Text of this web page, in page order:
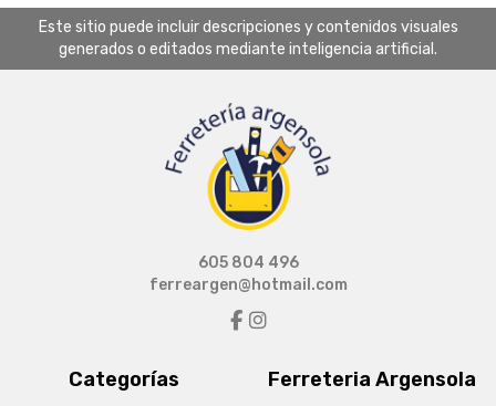
Este sitio puede incluir descripciones y contenidos visuales
generados o editados mediante inteligencia artificial.
Categorías Ferreteria Argensola
605 804 496
ferreargen@hotmail.com